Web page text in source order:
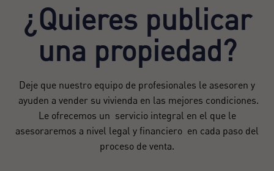
¿Quieres publicar
una propiedad?
Deje que nuestro equipo de profesionales le asesoren y
ayuden a vender su vivienda en las mejores condiciones.
Le ofrecemos un servicio integral en el que le
asesoraremos a nivel legal y financiero en cada paso del
proceso de venta.